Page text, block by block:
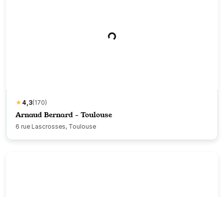
★ 4,3(170)
Arnaud Bernard - Toulouse
6 rue Lascrosses, Toulouse